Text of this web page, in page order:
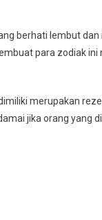
berhati lembut
para zodiak
merupakan
jika orang yang